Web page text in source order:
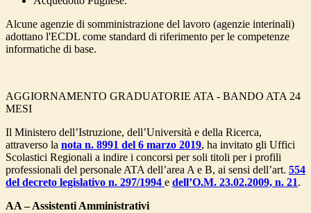
Alcune agenzie di somministrazione del lavoro (agenzie interinali)
adottano l'ECDL come standard di riferimento per le competenze
informatiche di base.
AGGIORNAMENTO GRADUATORIE ATA - BANDO ATA 24
MESI
Il Ministero dell’Istruzione, dell’Università e della Ricerca,
attraverso la nota n. 8991 del 6 marzo 2019, ha invitato gli Uffici
Scolastici Regionali a indire i concorsi per soli titoli per i profili
professionali del personale ATA dell’area A e B, ai sensi dell’art. 554
del decreto legislativo n. 297/1994 e dell’O.M. 23.02.2009, n. 21.
AA – Assistenti Amministrativi